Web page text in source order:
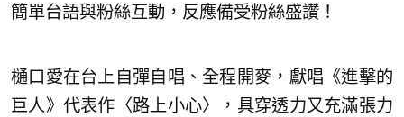
簡單台語與粉絲互動，反應備受粉絲盛讚！
樋口愛在台上自彈自唱、全程開麥，獻唱《進擊的
巨人》代表作〈路上小心〉，具穿透力又充滿張力